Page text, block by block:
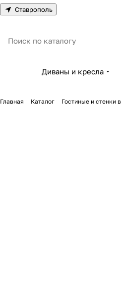
Ставрополь
Диваны и кресла
Главная Каталог Гостиные и стенки